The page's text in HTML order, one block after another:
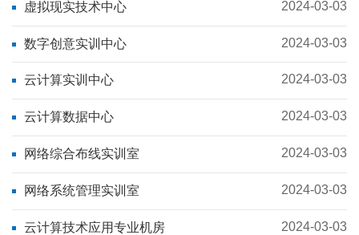
虚拟现实技术中心 2024-03-03
数字创意实训中心 2024-03-03
云计算实训中心 2024-03-03
云计算数据中心 2024-03-03
网络综合布线实训室 2024-03-03
网络系统管理实训室 2024-03-03
云计算技术应用专业机房 2024-03-03